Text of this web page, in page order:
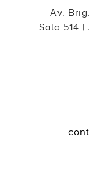
Av.
Sala 514 |